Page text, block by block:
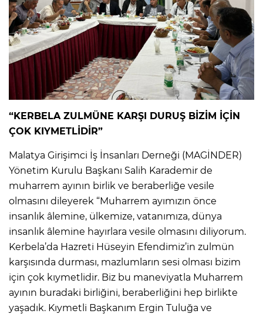
“KERBELA ZULMÜNE KARŞI DURUŞ BİZİM İÇİN
ÇOK KIYMETLİDİR”
Malatya Girişimci İş İnsanları Derneği (MAGİNDER)
Yönetim Kurulu Başkanı Salih Karademir de
muharrem ayının birlik ve beraberliğe vesile
olmasını dileyerek “Muharrem ayımızın önce
insanlık âlemine, ülkemize, vatanımıza, dünya
insanlık âlemine hayırlara vesile olmasını diliyorum.
Kerbela’da Hazreti Hüseyin Efendimiz’in zulmün
karşısında durması, mazlumların sesi olması bizim
için çok kıymetlidir. Biz bu maneviyatla Muharrem
ayının buradaki birliğini, beraberliğini hep birlikte
yaşadık. Kıymetli Başkanım Ergin Tuluğa ve